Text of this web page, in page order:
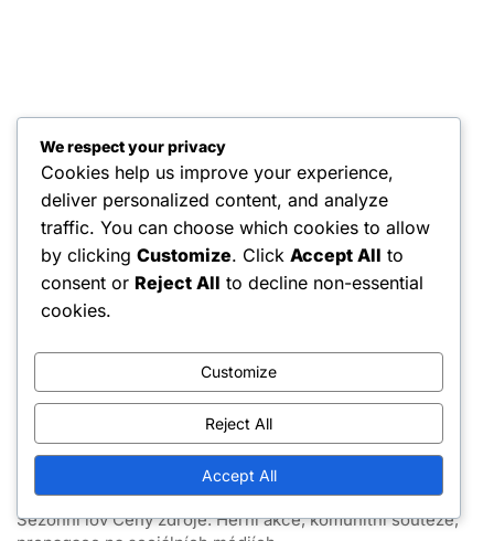
Uživatelská smlouva
Náš příběh
Zásady používání souborů cookie
Zásady ochrany dat
Obraťte se na nás
Nejnovější příspěvky
Zdarma mince: Speciální příležitosti, Nabídky na
omezenou dobu, Zapojení komunity
Sezónní lov Ceny zdroje: Herní akce, komunitní soutěže,
We respect your privacy
Cookies help us improve your experience,
deliver personalized content, and analyze
traffic. You can choose which cookies to allow
by clicking Customize. Click Accept All to
consent or Reject All to decline non-essential
cookies.
Customize
Reject All
Accept All